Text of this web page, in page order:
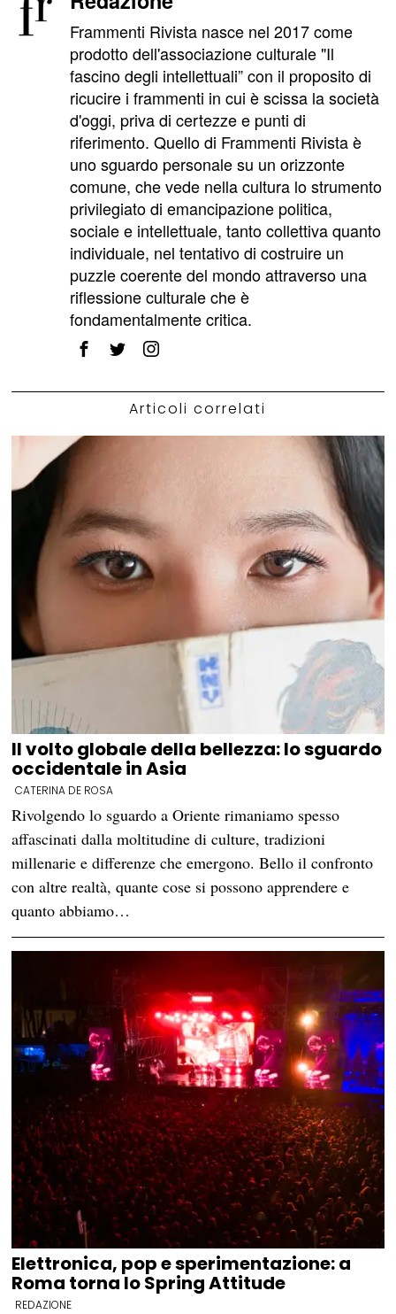
Frammenti Rivista nasce nel 2017 come
prodotto dell'associazione culturale "Il
fascino degli intellettuali” con il proposito di
ricucire i frammenti in cui è scissa la società
d'oggi, priva di certezze e punti di
riferimento. Quello di Frammenti Rivista è
uno sguardo personale su un orizzonte
comune, che vede nella cultura lo strumento
privilegiato di emancipazione politica,
sociale e intellettuale, tanto collettiva quanto
individuale, nel tentativo di costruire un
puzzle coerente del mondo attraverso una
riflessione culturale che è
fondamentalmente critica.
Articoli correlati
Il volto globale della bellezza: lo sguardo
occidentale in Asia
CATERINA DE ROSA
Rivolgendo lo sguardo a Oriente rimaniamo spesso
affascinati dalla moltitudine di culture, tradizioni
millenarie e differenze che emergono. Bello il confronto
con altre realtà, quante cose si possono apprendere e
quanto abbiamo…
Elettronica, pop e sperimentazione: a
Roma torna lo Spring Attitude
REDAZIONE